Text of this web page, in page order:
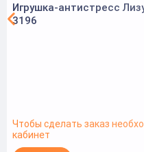
Игрушка-антистресс
3196
Чтобы сделать заказ
кабинет